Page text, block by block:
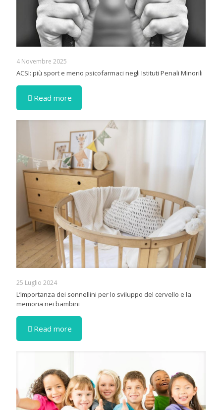
4 Novembre 2025
ACSI: più sport e meno psicofarmaci negli Istituti Penali Minorili
Read more
25 Luglio 2024
L’Importanza dei sonnellini per lo sviluppo del cervello e la
memoria nei bambini
Read more